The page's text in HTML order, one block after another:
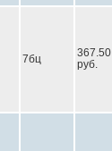
7бц
367.50
руб.